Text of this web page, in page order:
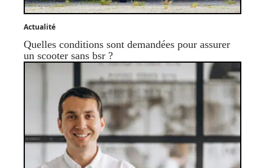
Actualité
Quelles conditions sont demandées pour assurer
un scooter sans bsr ?